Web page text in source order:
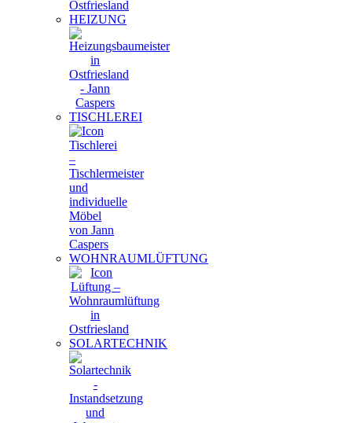
HEIZUNG
TISCHLEREI
WOHNRAUMLÜFTUNG
SOLARTECHNIK